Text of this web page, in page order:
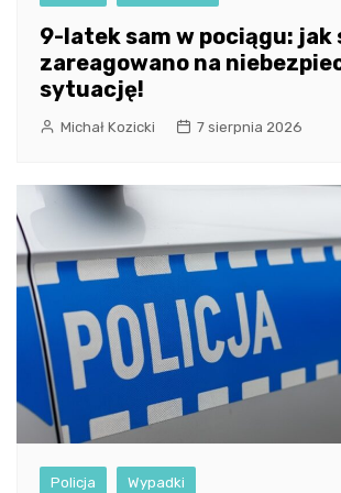
9-latek sam w pociągu: jak
zareagowano na
sytuację!
Michał Kozicki 7 sierpnia 2026
Policja Wypadki